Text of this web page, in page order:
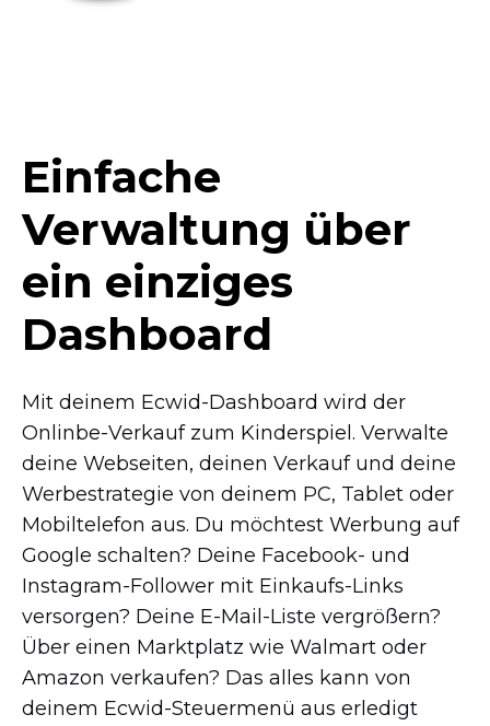
Einfache
Verwaltung über
ein einziges
Dashboard
Mit deinem Ecwid-Dashboard wird der
Onlinbe-Verkaufzum Kinderspiel. Verwalte
deine Webseiten, deinen Verkauf und deine
Werbestrategie von deinem PC, Tablet oder
Mobiltelefon aus. Du möchtest Werbung auf
Google schalten? Deine Facebook- und
Instagram-Follower mit Einkaufs-Links
versorgen? Deine E-Mail-Liste vergrößern?
Über einen Marktplatz wie Walmart oder
Amazon verkaufen? Das alles kann von
deinem Ecwid-Steuermenü aus erledigt